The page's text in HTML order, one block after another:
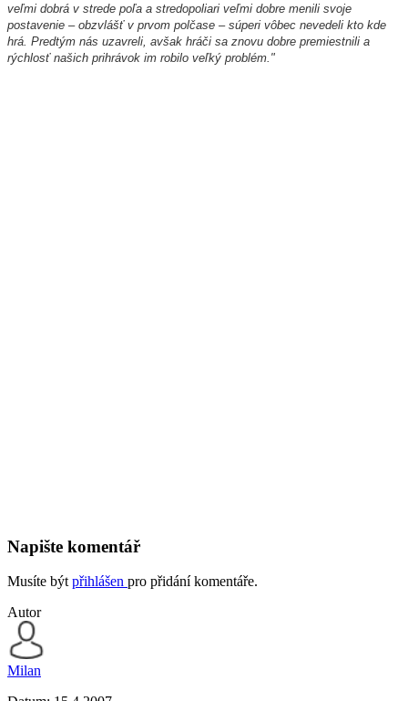
veľmi dobrá v strede poľa a stredopoliari veľmi dobre menili svoje
postavenie – obzvlášť v prvom polčase – súperi vôbec nevedeli kto kde
hrá. Predtým nás uzavreli, avšak hráči sa znovu dobre premiestnili a
rýchlosť našich prihrávok im robilo veľký problém."
Napište komentář
Musíte být přihlášen pro přidání komentáře.
Autor
Milan